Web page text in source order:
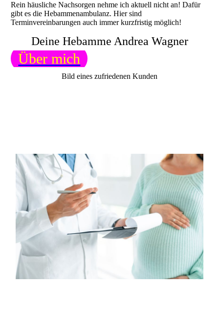
Rein häusliche Nachsorgen nehme ich aktuell nicht an! Dafür
gibt es die Hebammenambulanz. Hier sind
Terminvereinbarungen auch immer kurzfristig möglich!
Deine Hebamme Andrea Wagner
Über mich
Bild eines zufriedenen Kunden